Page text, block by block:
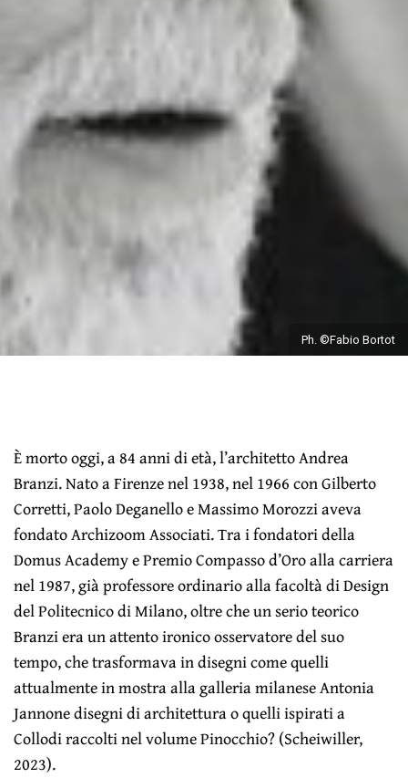
Ph. ©Fabio Bortot
È morto oggi, a 84 anni di età, l’architetto Andrea
Branzi. Nato a Firenze nel 1938, nel 1966 con Gilberto
Corretti, Paolo Deganello e Massimo Morozzi aveva
fondato Archizoom Associati. Tra i fondatori della
Domus Academy e Premio Compasso d’Oro alla carriera
nel 1987, già professore ordinario alla facoltà di Design
del Politecnico di Milano, oltre che un serio teorico
Branzi era un attento ironico osservatore del suo
tempo, che trasformava in disegni come quelli
attualmente in mostra alla galleria milanese Antonia
Jannone disegni di architettura o quelli ispirati a
Collodi raccolti nel volume Pinocchio? (Scheiwiller,
2023).